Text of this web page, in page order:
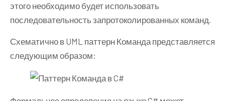
этого необходимо будет использовать
последовательность запротоколированных команд.
Схематично в UML паттерн Команда представляется
следующим образом: